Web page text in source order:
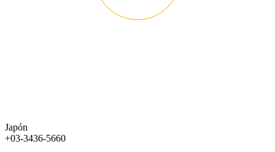
Japón
+03-3436-5660